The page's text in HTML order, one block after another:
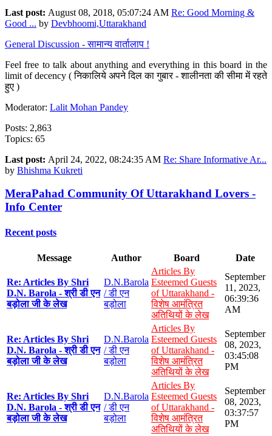
Last post: August 08, 2018, 05:07:24 AM Re: Good Morning &
Good ... by Devbhoomi,Uttarakhand
General Discussion - सामान्य वार्तालाप !
Feel free to talk about anything and everything in this board in the
limit of decency ( निकालिये अपने दिल का गुबार - शालीनता की सीमा में रहते
हुए )
Moderator: Lalit Mohan Pandey
Posts: 2,863
Topics: 65
Last post: April 24, 2022, 08:24:35 AM Re: Share Informative Ar...
by Bhishma Kukreti
MeraPahad Community Of Uttarakhand Lovers -
Info Center
Recent posts
Message Author Board Date
Re: Articles By Shri
D.N. Barola - श्री डी एन
बड़ोला जी के लेख
D.N.Barola
/ डी एन
बड़ोला
Articles By
Esteemed Guests
of Uttarakhand -
विशेष आमंत्रित
अतिथियों के लेख
September
11, 2023,
06:39:36
AM
Re: Articles By Shri
D.N. Barola - श्री डी एन
बड़ोला जी के लेख
D.N.Barola
/ डी एन
बड़ोला
Articles By
Esteemed Guests
of Uttarakhand -
विशेष आमंत्रित
अतिथियों के लेख
September
08, 2023,
03:45:08
PM
Re: Articles By Shri
D.N. Barola - श्री डी एन
बड़ोला जी के लेख
D.N.Barola
/ डी एन
बड़ोला
Articles By
Esteemed Guests
of Uttarakhand -
विशेष आमंत्रित
अतिथियों के लेख
September
08, 2023,
03:37:57
PM